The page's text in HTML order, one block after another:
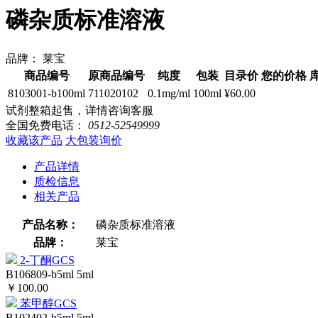
磷杂质标准溶液
品牌：
莱宝
商品编号
原商品编号 纯度 包装 目录价 您的价格
8103001-b100ml 711020102 0.1mg/ml 100ml ¥60.00
试剂整箱起售，详情咨询客服
全国免费电话： 0512-52549999
收藏该产品 大包装询价
产品详情
质检信息
相关产品
产品名称：
磷杂质标准溶液
品牌：
莱宝
2-丁酮GCS
B106809-b5ml 5ml
￥100.00
苯甲醇GCS